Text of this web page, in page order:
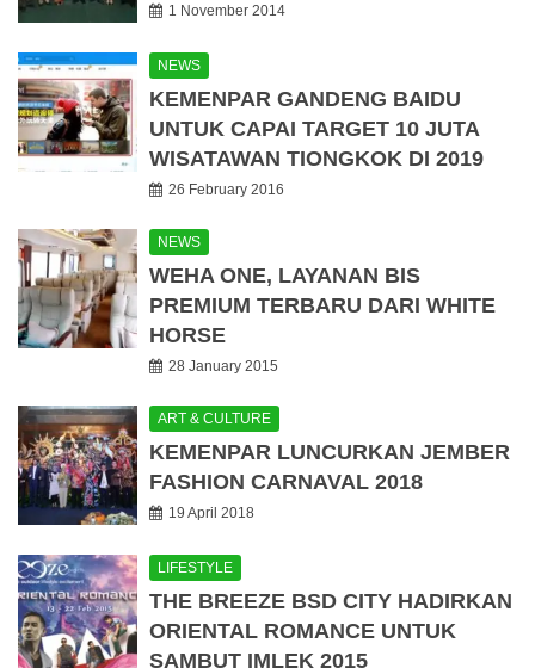
1 November 2014
NEWS
KEMENPAR GANDENG BAIDU
UNTUK CAPAI TARGET 10 JUTA
WISATAWAN TIONGKOK DI 2019
26 February 2016
NEWS
WEHA ONE, LAYANAN BIS
PREMIUM TERBARU DARI WHITE
HORSE
28 January 2015
ART & CULTURE
KEMENPAR LUNCURKAN JEMBER
FASHION CARNAVAL 2018
19 April 2018
LIFESTYLE
THE BREEZE BSD CITY HADIRKAN
ORIENTAL ROMANCE UNTUK
SAMBUT IMLEK 2015